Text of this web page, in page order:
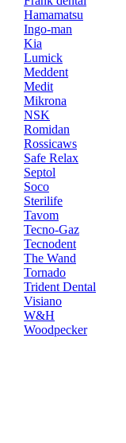
Hamamatsu
Ingo-man
Kia
Lumick
Meddent
Medit
Mikrona
NSK
Romidan
Rossicaws
Safe Relax
Septol
Soco
Sterilife
Tavom
Tecno-Gaz
Tecnodent
The Wand
Tornado
Trident Dental
Visiano
W&H
Woodpecker